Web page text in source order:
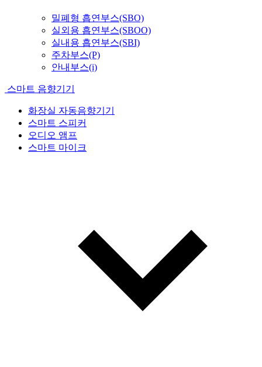
밀폐형 흡연부스(SBO)
실외용 흡연부스(SBOO)
실내용 흡연부스(SBI)
주차부스(P)
안내부스(i)
스마트 음향기기
화장실 자동음향기기
스마트 스피커
오디오 앰프
스마트 마이크